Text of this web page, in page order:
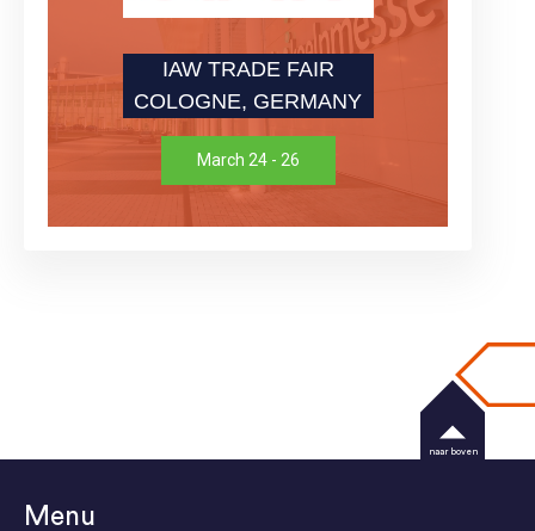
IAW TRADE FAIR
COLOGNE, GERMANY
March 24 - 26
Menu
naar boven